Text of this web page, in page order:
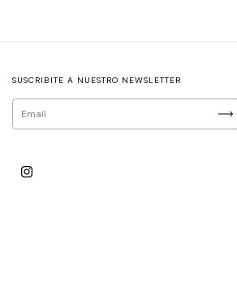
SUSCRIBITE A NUESTRO NEWSLETTER